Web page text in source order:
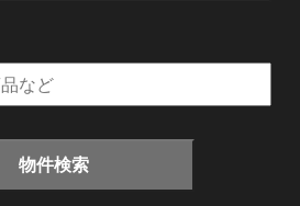
物件検索